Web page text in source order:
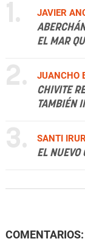
1.
JAVIER
EL MAR
2.
JUANCHO
CHIVITE
TAMBIÉN
3.
SANTI
EL NUEVO
COMENTARIOS: